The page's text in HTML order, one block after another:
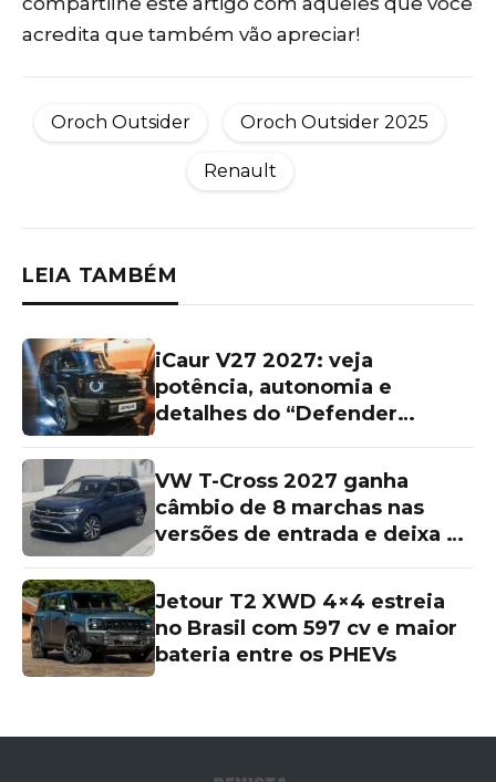
acredita que também vão apreciar!
Oroch Outsider Oroch Outsider 2025
Renault
LEIA TAMBÉM
iCaur V27 2027: veja
potência, autonomia e
detalhes do “Defender
VW T-Cross 2027 ganha
câmbio de 8 marchas nas
versões de entrada e deixa as
Jetour T2 XWD 4×4 estreia
no Brasil com 597 cv e maior
bateria entre os PHEVs